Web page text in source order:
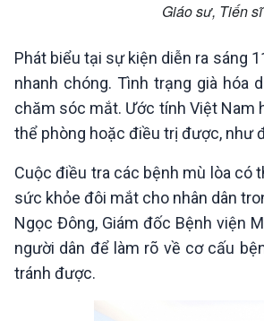
Giáo sư, Tiến
Phát biểu tại sự kiện diễn ra sáng
nhanh chóng. Tình trạng già hóa
chăm sóc mắt. Ước tính Việt Nam
thể phòng hoặc điều trị được, như
Cuộc điều tra các bệnh mù lòa có
sức khỏe đôi mắt cho nhân dân
Ngọc Đông, Giám đốc Bệnh viện
người dân để làm rõ về cơ cấu
tránh được.